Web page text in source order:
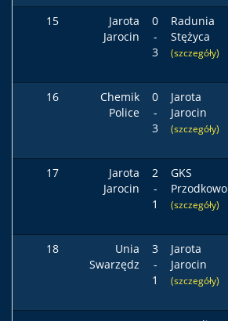
15
Jarota
Jarocin
0
-
3
Radunia
Stężyca
(szczegóły)
16
Chemik
Police
0
-
3
Jarota
Jarocin
(szczegóły)
17
Jarota
Jarocin
2
-
1
GKS
Przodkowo
(szczegóły)
18
Unia
Swarzędz
3
-
1
Jarota
Jarocin
(szczegóły)